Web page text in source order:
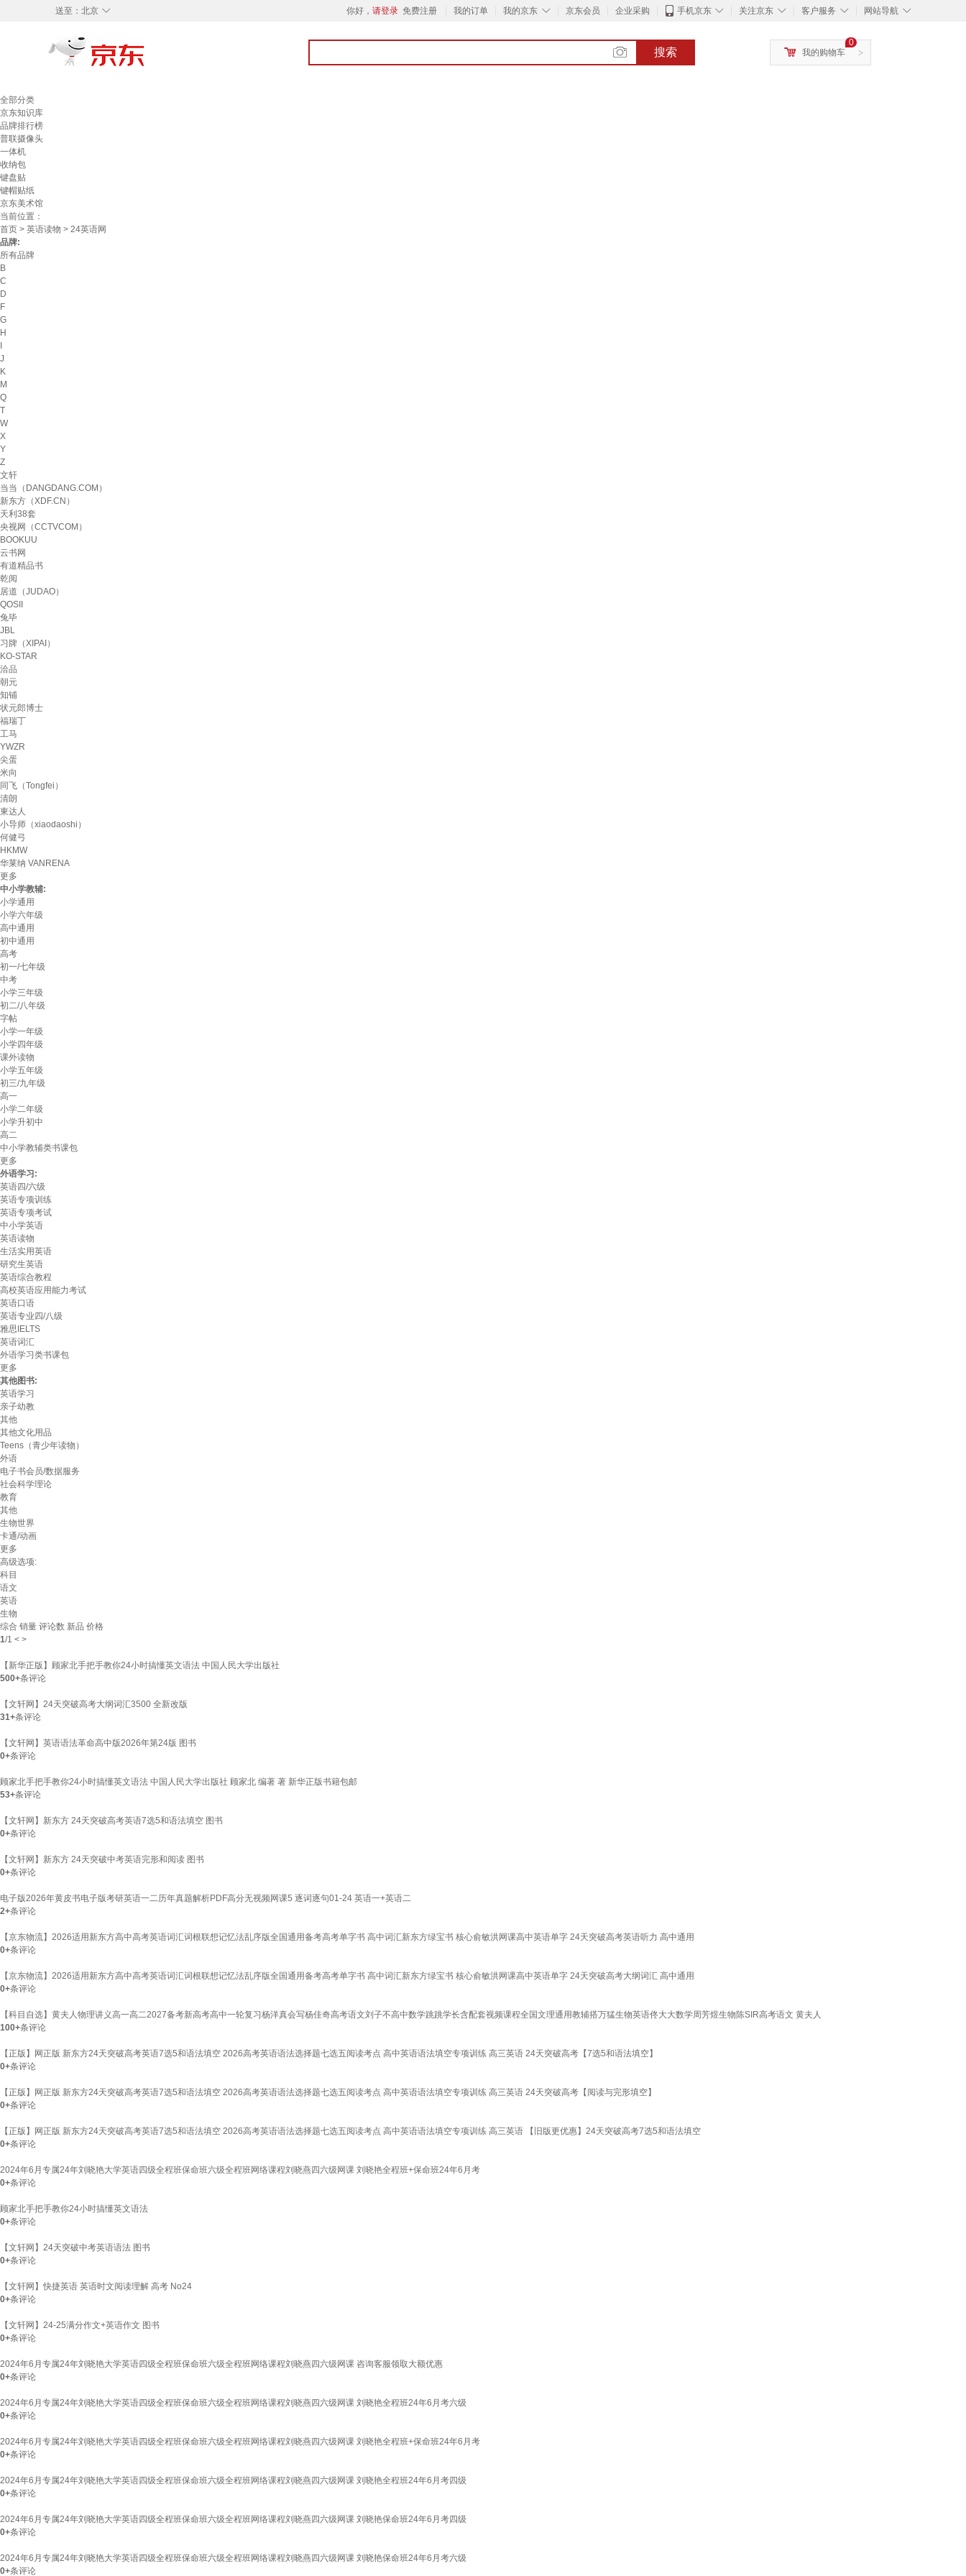
◇
送至： 北京 你好， 请登录 免费注册 我的订单 ◇
我的京东 京东会员 企业采购 ◇
手机京东 ◇
关注京东 ◇
客户服务 ◇
网站导航
搜索 >
0
我的购物车
全部分类
京东知识库
品牌排行榜
普联摄像头
一体机
收纳包
键盘贴
键帽贴纸
京东美术馆
当前位置：
首页 > 英语读物 > 24英语网
品牌:
所有品牌
B
C
D
F
G
H
J
K
M
Q
T
W
X
Y
Z
文轩
当当（DANGDANG.COM）
新东方（XDF.CN）
天利38套
央视网（CCTVCOM）
BOOKUU
云书网
有道精品书
乾阅
居道（JUDAO）
QOSII
兔毕
JBL
习牌（XIPAI）
KO-STAR
洽品
朝元
知铺
状元郎博士
福瑞丁
工马
YWZR
尖蛋
米向
同飞（Tongfei）
清朗
東达人
小导师（xiaodaoshi）
何健弓
HKMW
华莱纳 VANRENA
更多
中小学教辅:
小学通用
小学六年级
高中通用
初中通用
高考
初一/七年级
中考
小学三年级
初二/八年级
字帖
小学一年级
小学四年级
课外读物
小学五年级
初三/九年级
高一
小学二年级
小学升初中
高二
中小学教辅类书课包
更多
外语学习:
英语四/六级
英语专项训练
英语专项考试
中小学英语
英语读物
生活实用英语
研究生英语
英语综合教程
高校英语应用能力考试
英语口语
英语专业四/八级
雅思IELTS
英语词汇
外语学习类书课包
更多
其他图书:
英语学习
亲子幼教
其他
其他文化用品
Teens（青少年读物）
外语
电子书会员/数据服务
社会科学理论
教育
其他
生物世界
卡通/动画
更多
高级选项:
科目
语文
英语
生物
综合 销量 评论数 新品 价格
1/1 < >
【新华正版】顾家北手把手教你24小时搞懂英文语法 中国人民大学出版社
500+条评论
【文轩网】24天突破高考大纲词汇3500 全新改版
31+条评论
【文轩网】英语语法革命高中版2026年第24版 图书
0+条评论
顾家北手把手教你24小时搞懂英文语法 中国人民大学出版社 顾家北 编著 著 新华正版书籍包邮
53+条评论
【文轩网】新东方 24天突破高考英语7选5和语法填空 图书
0+条评论
【文轩网】新东方 24天突破中考英语完形和阅读 图书
0+条评论
电子版2026年黄皮书电子版考研英语一二历年真题解析PDF高分无视频网课5 逐词逐句01-24 英语一+英语二
2+条评论
【京东物流】2026适用新东方高中高考英语词汇词根联想记忆法乱序版全国通用备考高考单字书 高中词汇新东方绿宝书 核心俞敏洪网课高中英语单字 24天突破高考英语听力 高中通用
0+条评论
【京东物流】2026适用新东方高中高考英语词汇词根联想记忆法乱序版全国通用备考高考单字书 高中词汇新东方绿宝书 核心俞敏洪网课高中英语单字 24天突破高考大纲词汇 高中通用
0+条评论
【科目自选】黄夫人物理讲义高一高二2027备考新高考高中一轮复习杨洋真会写杨佳奇高考语文刘子不高中数学跳跳学长含配套视频课程全国文理通用教辅搭万猛生物英语佟大大数学周芳煜生物陈SIR高考语文 黄夫人
100+条评论
【正版】网正版 新东方24天突破高考英语7选5和语法填空 2026高考英语语法选择题七选五阅读考点 高中英语语法填空专项训练 高三英语 24天突破高考【7选5和语法填空】
0+条评论
【正版】网正版 新东方24天突破高考英语7选5和语法填空 2026高考英语语法选择题七选五阅读考点 高中英语语法填空专项训练 高三英语 24天突破高考【阅读与完形填空】
0+条评论
【正版】网正版 新东方24天突破高考英语7选5和语法填空 2026高考英语语法选择题七选五阅读考点 高中英语语法填空专项训练 高三英语 【旧版更优惠】24天突破高考7选5和语法填空
0+条评论
2024年6月专属24年刘晓艳大学英语四级全程班保命班六级全程班网络课程刘晓燕四六级网课 刘晓艳全程班+保命班24年6月考
0+条评论
顾家北手把手教你24小时搞懂英文语法
0+条评论
【文轩网】24天突破中考英语语法 图书
0+条评论
【文轩网】快捷英语 英语时文阅读理解 高考 No24
0+条评论
【文轩网】24-25满分作文+英语作文 图书
0+条评论
2024年6月专属24年刘晓艳大学英语四级全程班保命班六级全程班网络课程刘晓燕四六级网课 咨询客服领取大额优惠
0+条评论
2024年6月专属24年刘晓艳大学英语四级全程班保命班六级全程班网络课程刘晓燕四六级网课 刘晓艳全程班24年6月考六级
0+条评论
2024年6月专属24年刘晓艳大学英语四级全程班保命班六级全程班网络课程刘晓燕四六级网课 刘晓艳全程班+保命班24年6月考
0+条评论
2024年6月专属24年刘晓艳大学英语四级全程班保命班六级全程班网络课程刘晓燕四六级网课 刘晓艳全程班24年6月考四级
0+条评论
2024年6月专属24年刘晓艳大学英语四级全程班保命班六级全程班网络课程刘晓燕四六级网课 刘晓艳保命班24年6月考四级
0+条评论
2024年6月专属24年刘晓艳大学英语四级全程班保命班六级全程班网络课程刘晓燕四六级网课 刘晓艳保命班24年6月考六级
0+条评论